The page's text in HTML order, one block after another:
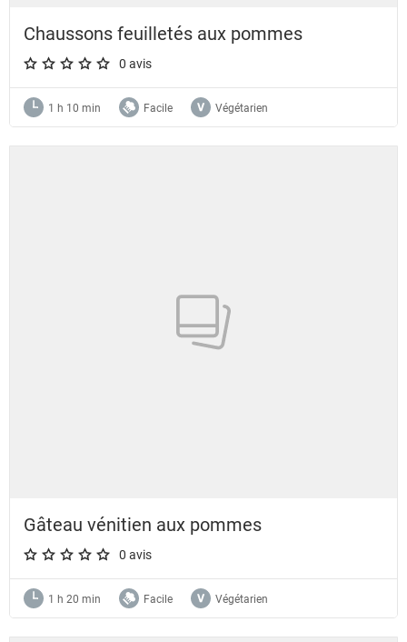
Chaussons feuilletés aux pommes
A star rating of 0 out of 5.
0 avis
1 h 10 min Facile Végétarien
Gâteau vénitien aux pommes
A star rating of 0 out of 5.
0 avis
1 h 20 min Facile Végétarien